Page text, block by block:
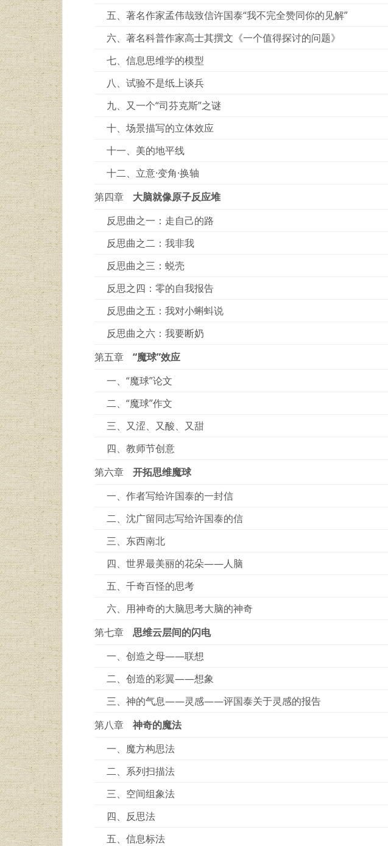
五、著名作家孟伟哉致信许国泰“我不完全赞同你的见解”
六、著名科普作家高士其撰文《一个值得探讨的问题》
七、信息思维学的模型
八、试验不是纸上谈兵
九、又一个“司芬克斯”之谜
十、场景描写的立体效应
十一、美的地平线
十二、立意·变角·换轴
第四章
大脑就像原子反应堆
反思曲之一：走自己的路
反思曲之二：我非我
反思曲之三：蜕壳
反思之四：零的自我报告
反思曲之五：我对小蝌蚪说
反思曲之六：我要断奶
第五章
“魔球”效应
一、“魔球”论文
二、“魔球”作文
三、又涩、又酸、又甜
四、教师节创意
第六章
开拓思维魔球
一、作者写给许国泰的一封信
二、沈广留同志写给许国泰的信
三、东西南北
四、世界最美丽的花朵——人脑
五、千奇百怪的思考
六、用神奇的大脑思考大脑的神奇
第七章
思维云层间的闪电
一、创造之母——联想
二、创造的彩翼——想象
三、神的气息——灵感——评国泰关于灵感的报告
第八章
神奇的魔法
一、魔方构思法
二、系列扫描法
三、空间组象法
四、反思法
五、信息标法